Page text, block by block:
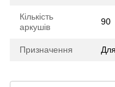
Кількість
аркушів
90
Призначення